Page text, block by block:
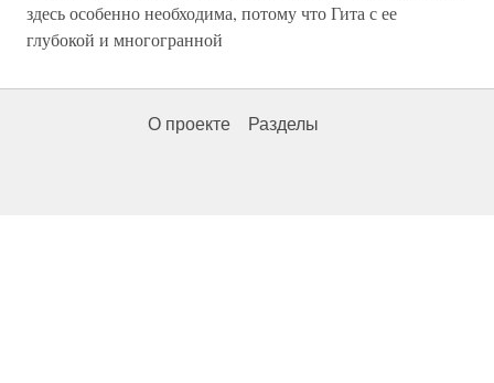
здесь особенно необходима, потому что Гита с ее
глубокой и многогранной
О проекте Разделы